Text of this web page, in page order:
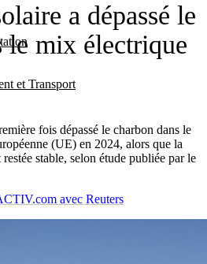
et Transport
a dépassé le
le mix électrique
fois dépassé le charbon dans le
(UE) en 2024, alors que la
stable, selon étude publiée par le
avec Reuters